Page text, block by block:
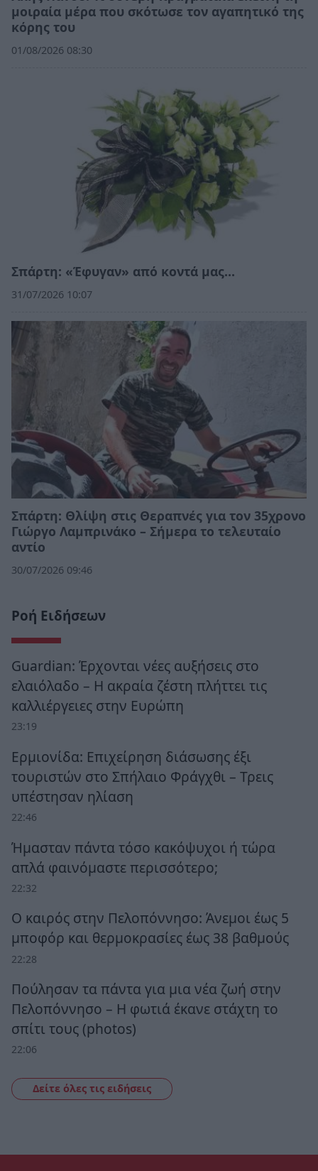
μοιραία μέρα που σκότωσε τον αγαπητικό της
κόρης του
01/08/2026 08:30
Σπάρτη: «Έφυγαν» από κοντά μας…
31/07/2026 10:07
Σπάρτη: Θλίψη στις Θεραπνές για τον 35χρονο
Γιώργο Λαμπρινάκο – Σήμερα το τελευταίο
αντίο
30/07/2026 09:46
Ροή Ειδήσεων
Guardian: Έρχονται νέες αυξήσεις στο
ελαιόλαδο – Η ακραία ζέστη πλήττει τις
καλλιέργειες στην Ευρώπη
23:19
Ερμιονίδα: Επιχείρηση διάσωσης έξι
τουριστών στο Σπήλαιο Φράγχθι – Τρεις
υπέστησαν ηλίαση
22:46
Ήμασταν πάντα τόσο κακόψυχοι ή τώρα
απλά φαινόμαστε περισσότερο;
22:32
Ο καιρός στην Πελοπόννησο: Άνεμοι έως 5
μποφόρ και θερμοκρασίες έως 38 βαθμούς
22:28
Πούλησαν τα πάντα για μια νέα ζωή στην
Πελοπόννησο – Η φωτιά έκανε στάχτη το
σπίτι τους (photos)
22:06
Δείτε όλες τις ειδήσεις